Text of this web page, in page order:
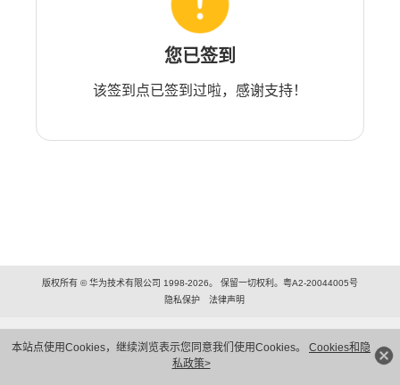
本站点使用Cookies，继续浏览表示您同意我们使用Cookies。 Cookies和隐
私政策>
您已签到
该签到点已签到过啦，感谢支持！
版权所有 © 华为技术有限公司 1998-2026。 保留一切权利。粤A2-20044005号
隐私保护
法律声明